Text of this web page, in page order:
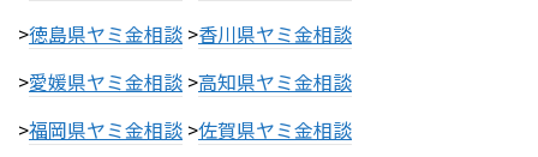
>徳島県ヤミ金相談 >香川県ヤミ金相談
>愛媛県ヤミ金相談 >高知県ヤミ金相談
>福岡県ヤミ金相談 >佐賀県ヤミ金相談